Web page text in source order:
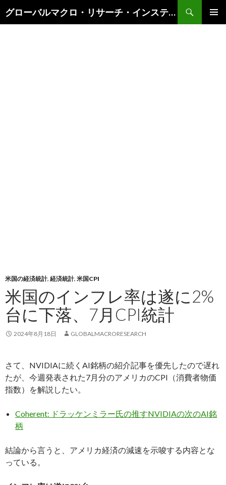
グローバルマクロ・リサーチ・インスティテュート
索
米国の経済統計, 経済統計, 米国CPI
米国のインフレ率は遂に2%
台に下落、7月CPI統計
2024年8月18日 GLOBALMACRORESEARCH
さて、NVIDIAに続くAI銘柄の紹介記事を優先したので遅れ
たが、今週発表された7月分のアメリカのCPI（消費者物価
指数）を解説したい。
Coherent: ドラッケンミラー氏の推すNVIDIAの次のAI銘
柄
結論から言うと、アメリカ経済の減速を示唆する内容とな
っている。